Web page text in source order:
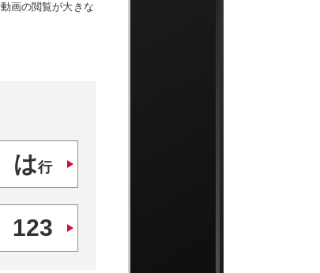
画の閲覧が大きな
は行
123